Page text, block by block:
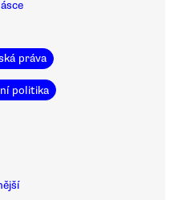
práva
politika